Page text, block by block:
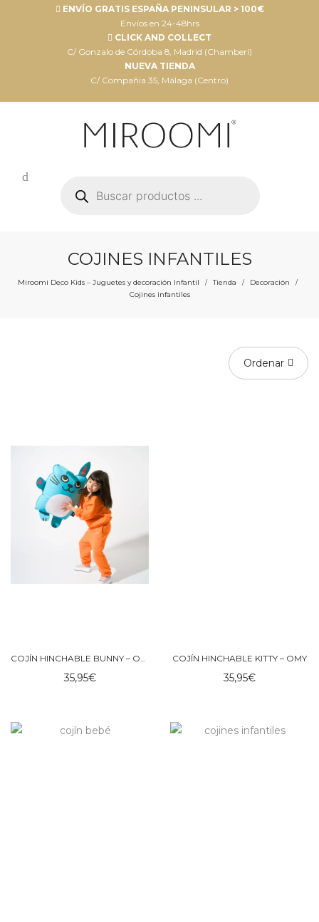
ENVÍO GRATIS ESPAÑA PENINSULAR > 100€
Envíos en 24-48hrs
CLICK AND COLLECT
C/ Gonzalo de Córdoba 8, Madrid (Chamberí)
NUEVA TIENDA
C/ Compañia 35, Málaga (Centro)
productos
COJINES INFANTILES
Miroomi Deco Kids – Juguetes y decoración Infantil / Tienda / Decoración /
Cojines infantiles
Ordenar
COJÍN HINCHABLE BUNNY – OMY
35,95€
COJÍN HINCHABLE KITTY – OMY
35,95€